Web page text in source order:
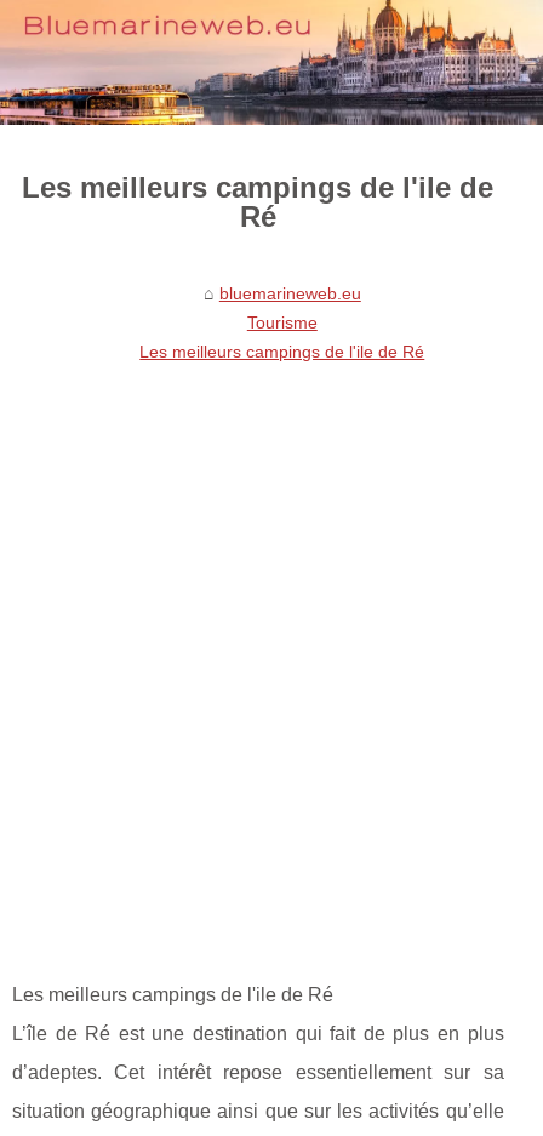
Les meilleurs campings de l'ile de
Ré
bluemarineweb.eu
Tourisme
Les meilleurs campings de l'ile de Ré
Les meilleurs campings de l'ile de Ré
L’île de Ré est une destination qui fait de plus en plus
d’adeptes. Cet intérêt repose essentiellement sur sa
situation géographique ainsi que sur les activités qu’elle